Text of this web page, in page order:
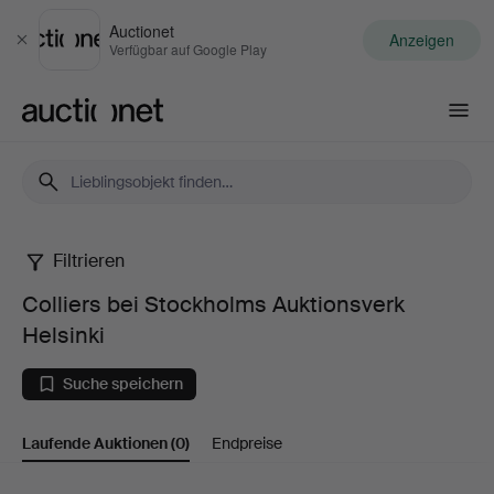
Schließen
Auctionet
Verfügbar auf Google Play Anzeigen
Colliers
bei
Stockholms
Auktionsverk
Filtrieren
Colliers bei Stockholms Auktionsverk
Helsinki
Suche speichern
Laufende Auktionen(0) Endpreise